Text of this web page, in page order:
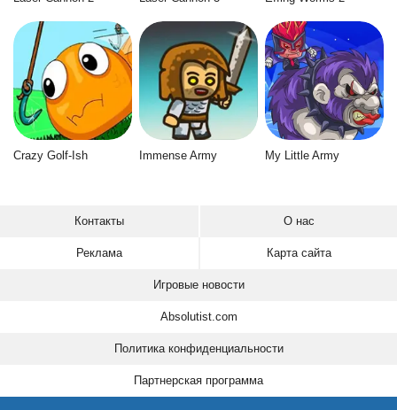
Crazy Golf-Ish Immense Army My Little Army
Контакты О нас
Реклама Карта сайта
Игровые новости
Absolutist.com
Политика конфиденциальности
Партнерская программа